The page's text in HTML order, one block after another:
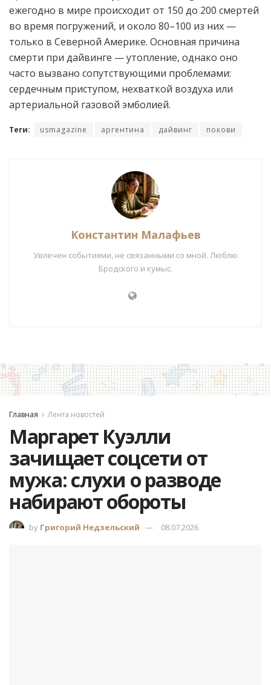
ежегодно в мире происходит от 150 до 200 смертей
во время погружений, и около 80–100 из них —
только в Северной Америке. Основная причина
смерти при дайвинге — утопление, однако оно
часто вызвано сопутствующими проблемами:
сердечным приступом, нехваткой воздуха или
артериальной газовой эмболией.
Теги: usmagazine аргентина дайвинг покови
Константин Малафьев
Увлечен событиями, не связанными со мной. Люблю
Бродского и кумыс.
Главная Лента новостей
Маргарет Куэлли
зачищает соцсети от
мужа: слухи о разводе
набирают обороты
by Григорий Недзельский 08.07.2026